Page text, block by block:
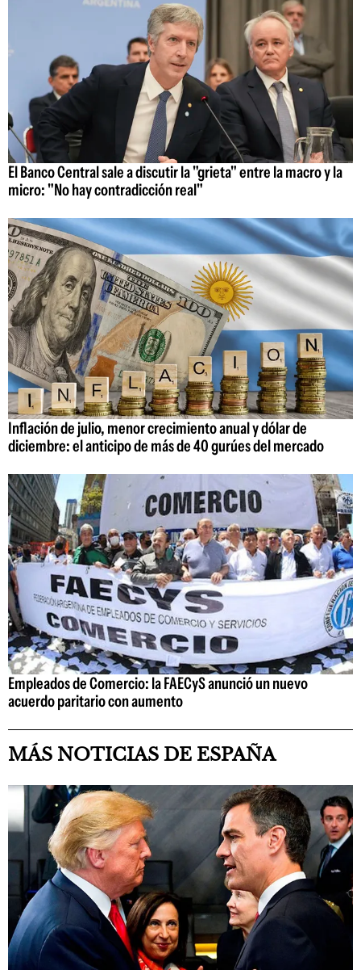
El Banco Central sale a discutir la "grieta" entre la macro y la
micro: "No hay contradicción real"
Inflación de julio, menor crecimiento anual y dólar de
diciembre: el anticipo de más de 40 gurúes del mercado
Empleados de Comercio: la FAECyS anunció un nuevo
acuerdo paritario con aumento
MÁS NOTICIAS DE ESPAÑA